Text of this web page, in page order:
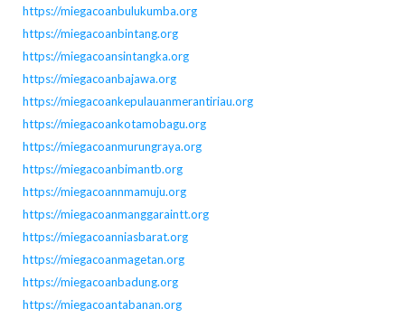
https://miegacoanbulukumba.org
https://miegacoanbintang.org
https://miegacoansintangka.org
https://miegacoanbajawa.org
https://miegacoankepulauanmerantiriau.org
https://miegacoankotamobagu.org
https://miegacoanmurungraya.org
https://miegacoanbimantb.org
https://miegacoannmamuju.org
https://miegacoanmanggaraintt.org
https://miegacoanniasbarat.org
https://miegacoanmagetan.org
https://miegacoanbadung.org
https://miegacoantabanan.org